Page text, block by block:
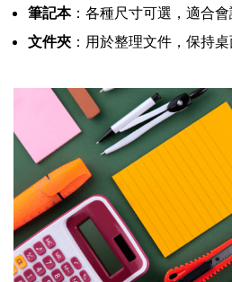
筆記本：各種尺寸可選，適合會
文件夾 ：用於整理文件，保持桌